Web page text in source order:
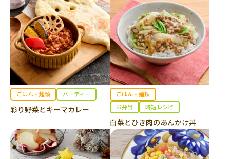
ごはん・麺類 パーティー
彩り野菜とキーマカレー
ごはん・麺類
お弁当
時短レシピ
白菜とひき肉のあんかけ丼